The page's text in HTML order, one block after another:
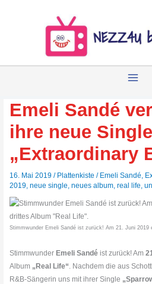
Emeli Sandé
ihre neue Single
„Extraordinary
16. Mai 2019/ Plattenkiste / Emeli Sandé,
2019,neue single,neues album,real life,
Stimmwunder Emeli Sandé ist zurück! Am 21. Juni 2019
StimmwunderEmeli Sandé ist zurück! Am
Album „Real Life“ . Nachdem die aus
R&B-Sängerin uns mit ihrer Single